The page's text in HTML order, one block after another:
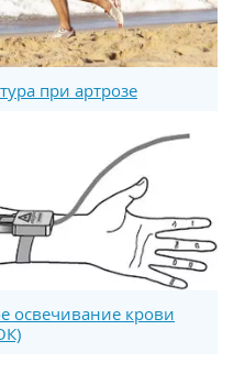
при артрозе
освечивание крови